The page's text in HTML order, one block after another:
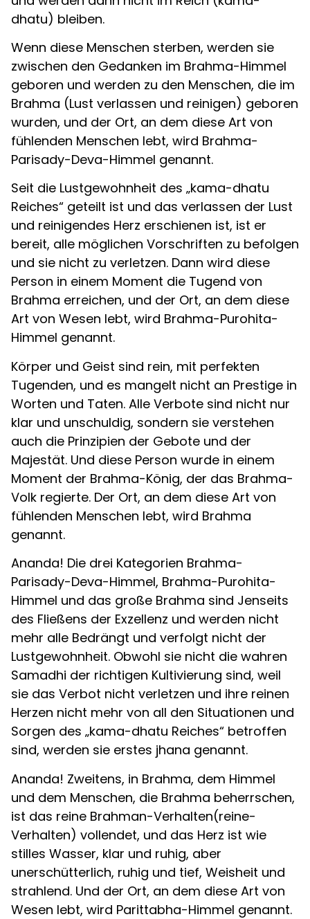
dhatu) bleiben.
Wenn diese Menschen sterben, werden sie
zwischen den Gedanken im Brahma-Himmel
geboren und werden zu den Menschen, die im
Brahma (Lust verlassen und reinigen) geboren
wurden, und der Ort, an dem diese Art von
fühlenden Menschen lebt, wird Brahma-
Parisady-Deva-Himmel genannt.
Seit die Lustgewohnheit des „kama-dhatu
Reiches“ geteilt ist und das verlassen der Lust
und reinigendes Herz erschienen ist, ist er
bereit, alle möglichen Vorschriften zu befolgen
und sie nicht zu verletzen. Dann wird diese
Person in einem Moment die Tugend von
Brahma erreichen, und der Ort, an dem diese
Art von Wesen lebt, wird Brahma-Purohita-
Himmel genannt.
Körper und Geist sind rein, mit perfekten
Tugenden, und es mangelt nicht an Prestige in
Worten und Taten. Alle Verbote sind nicht nur
klar und unschuldig, sondern sie verstehen
auch die Prinzipien der Gebote und der
Majestät. Und diese Person wurde in einem
Moment der Brahma-König, der das Brahma-
Volk regierte. Der Ort, an dem diese Art von
fühlenden Menschen lebt, wird Brahma
genannt.
Ananda! Die drei Kategorien Brahma-
Parisady-Deva-Himmel, Brahma-Purohita-
Himmel und das große Brahma sind Jenseits
des Fließens der Exzellenz und werden nicht
mehr alle Bedrängt und verfolgt nicht der
Lustgewohnheit. Obwohl sie nicht die wahren
Samadhi der richtigen Kultivierung sind, weil
sie das Verbot nicht verletzen und ihre reinen
Herzen nicht mehr von all den Situationen und
Sorgen des „kama-dhatu Reiches“ betroffen
sind, werden sie erstes jhana genannt.
Ananda! Zweitens, in Brahma, dem Himmel
und dem Menschen, die Brahma beherrschen,
ist das reine Brahman-Verhalten(reine-
Verhalten) vollendet, und das Herz ist wie
stilles Wasser, klar und ruhig, aber
unerschütterlich, ruhig und tief, Weisheit und
strahlend. Und der Ort, an dem diese Art von
Wesen lebt, wird Parittabha-Himmel genannt.